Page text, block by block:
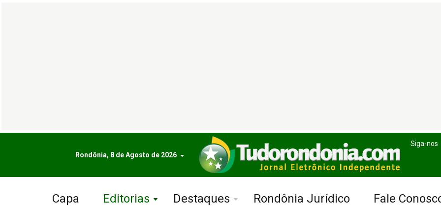
Rondônia, 8 de Agosto de 2026
Siga-nos
Capa Editorias Destaques Rondônia Jurídico Fale